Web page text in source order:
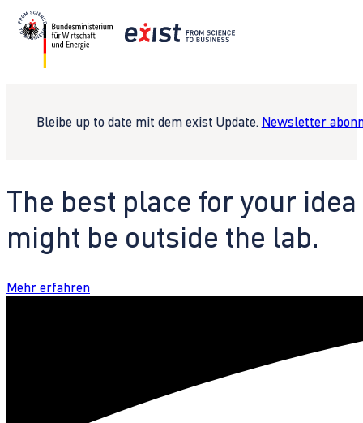
Bleibe up to date mit dem exist Update. Newsletter
The best place for your idea
might be outside the lab.
Mehr erfahren